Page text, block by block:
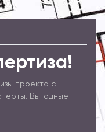
проекта с
Выгодные